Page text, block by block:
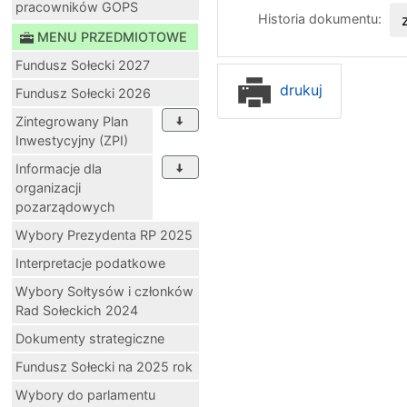
pracowników GOPS
MENU PRZEDMIOTOWE
Fundusz Sołecki 2027
Fundusz Sołecki 2026
Zintegrowany Plan
Inwestycyjny (ZPI)
Informacje dla
organizacji
pozarządowych
Wybory Prezydenta RP 2025
Interpretacje podatkowe
Wybory Sołtysów i członków
Rad Sołeckich 2024
Dokumenty strategiczne
Fundusz Sołecki na 2025 rok
Wybory do parlamentu
Historia dokumentu:
drukuj